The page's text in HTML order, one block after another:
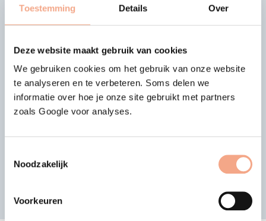
Toestemming Details Over
Deze website maakt gebruik van cookies
We gebruiken cookies om het gebruik van onze website
te analyseren en te verbeteren. Soms delen we
informatie over hoe je onze site gebruikt met partners
zoals Google voor analyses.
Noodzakelijk
Voorkeuren
03-04-2026
Teilnahme von Chateauroux
Der Vorstand von VZR Garant hat
beschlossen, den Schutz für
Pauschalreisen, verbundene
Reiseleistungen und einzelne
Reisedienstleistungen, die von
mit Wirkung zum 03.04.2026 zu
Vorherige